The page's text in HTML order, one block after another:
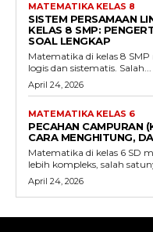
MATEMATIKA KELAS 8
SISTEM PERSAMAAN
KELAS 8 SMP:
SOAL LENGKAP
Matematika di kelas 8
logis dan sistematis. Salah...
April 24, 2026
MATEMATIKA KELAS 6
PECAHAN CAMPURAN
CARA MENGHITUNG,
Matematika di kelas 6 SD
lebih kompleks, salah
April 24, 2026